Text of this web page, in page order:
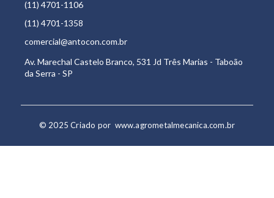
(11) 4701-1106
(11) 4701-1358
comercial@antocon.com.br
Av. Marechal Castelo Branco, 531 Jd Três Marias - Taboão
da Serra - SP
© 2025 Criado por www.agrometalmecanica.com.br